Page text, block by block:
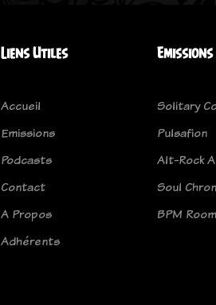
Liens Utiles
Accueil
Emissions
Podcasts
Contact
A Propos
Adhérents
Emissions
Solitary
Pulsafion
Alt-Rock
Soul
BPM Room